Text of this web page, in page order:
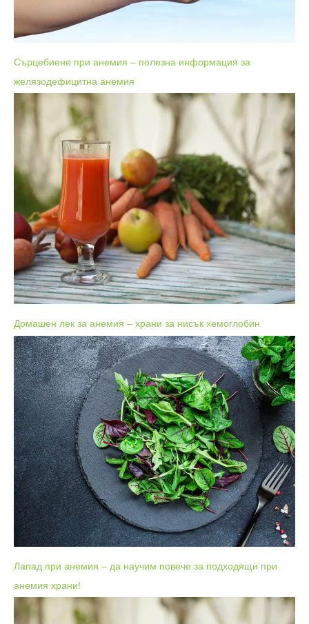
Сърцебиене при анемия – полезна информация за
желязодефицитна анемия
Домашен лек за анемия – храни за нисък хемоглобин
Лапад при анемия – да научим повече за подходящи при
анемия храни!